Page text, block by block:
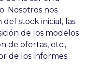
Nosotros nos
stock inicial, las
de los modelos
de ofertas, etc.,
de los informes